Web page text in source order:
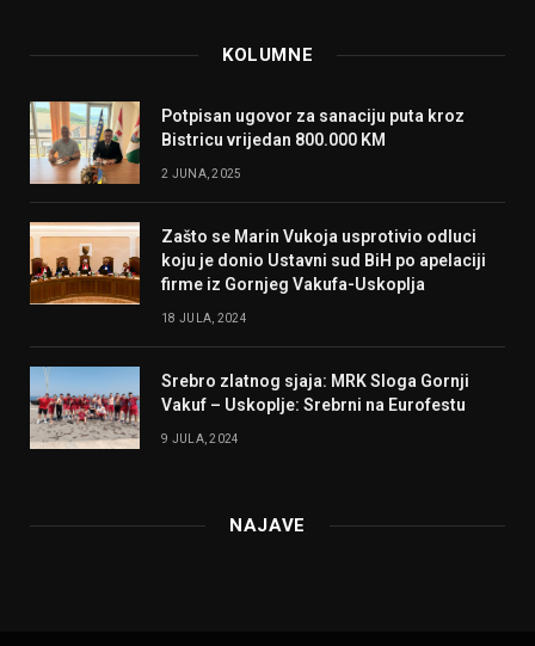
KOLUMNE
Potpisan ugovor za sanaciju puta kroz
Bistricu vrijedan 800.000 KM
2 JUNA, 2025
Zašto se Marin Vukoja usprotivio odluci
koju je donio Ustavni sud BiH po apelaciji
firme iz Gornjeg Vakufa-Uskoplja
18 JULA, 2024
Srebro zlatnog sjaja: MRK Sloga Gornji
Vakuf – Uskoplje: Srebrni na Eurofestu
9 JULA, 2024
NAJAVE